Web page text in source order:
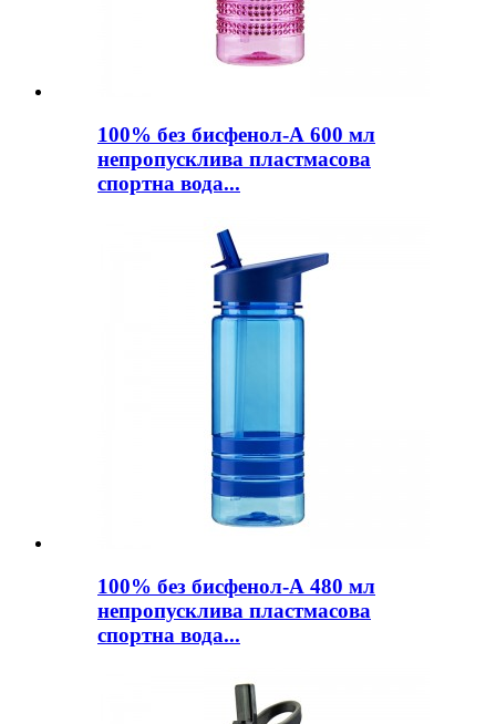
100% без бисфенол-А 600 мл
непропусклива пластмасова
спортна вода...
100% без бисфенол-А 480 мл
непропусклива пластмасова
спортна вода...